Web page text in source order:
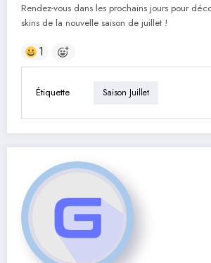
Rendez-vous dans les prochains jours pour
skins de la nouvelle saison de juillet !
1
Étiquette Saison Juillet